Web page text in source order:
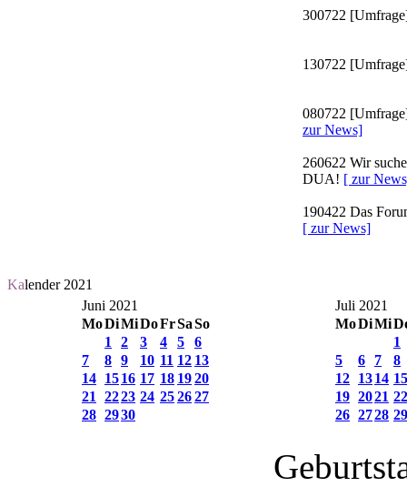
300722
130722
080722
zur News]
260622 Wir
DUA! [ zur
190422 Das
[ zur News]
Kalender 2021
Juni 2021
MoDiMiDoFrSaSo
1
2 3 4 5
6
7
8 9 10 11 12 13
14 1516 17 18 1920
21
2223 24 252627
28 2930
Juli 2021
MoDiMi
1
5
6 7
8
12 1314 15
19 2021 22
26 2728 29